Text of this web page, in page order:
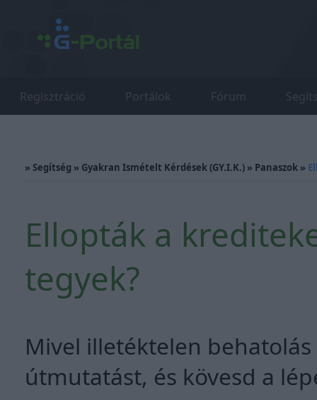
Regisztráció Portálok Fórum
» Segítség » Gyakran Ismételt Kérdések (GY.I.K.) » Panaszok »
Ellopták a
tegyek?
Mivel illetéktelen
útmutatást, és kövesd a